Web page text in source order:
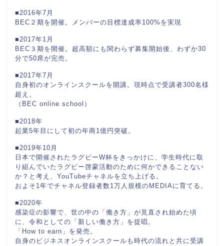
■2016年7月
BEC２期を開催。メンバーの目標達成率100%を実現
■2017年1月
BEC３期を開催。超高額にも関わらず募集開始後、わずか30
分で50席が完売。
■2017年7月
自身初のオンラインスクールを開講。現時点で受講者300名様
超え。
（BEC online school）
■2018年
起業5年目にして初の年商1億円突破。
■2019年10月
日本で開催されたラグビーW杯をきっかけに、学生時代に取
り組んでいたラグビー啓蒙活動のために何かできることない
か？と考え、YouTubeチャネルを立ち上げる。
およそ1年でチャネル登録者数1万人規模のMEDIAに育てる。
■2020年
感染症の影響で、世の中の「働き方」が見直され始めた頃
に、令和としての「新しい働き方」を提唱。
「How to earn」を発売。
自身のビジネスオンラインスクールも時代の流れと共に受講